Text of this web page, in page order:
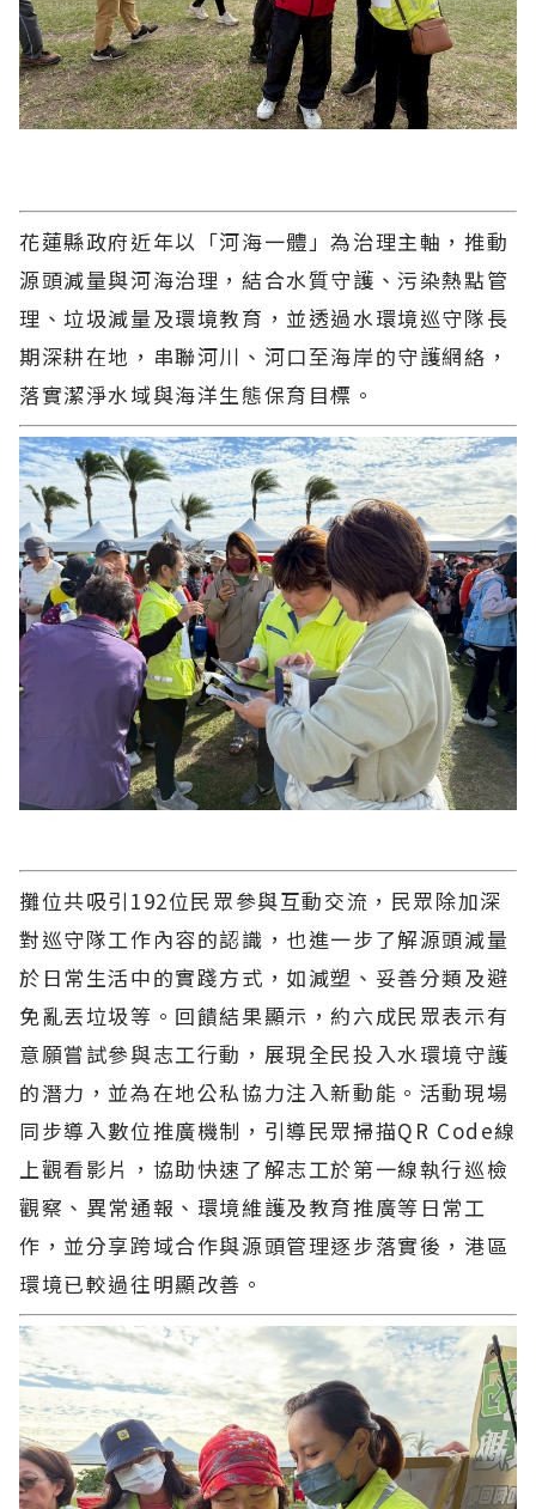
花蓮縣政府近年以「河海一體」為治理主軸，推動
源頭減量與河海治理，結合水質守護、污染熱點管
理、垃圾減量及環境教育，並透過水環境巡守隊長
期深耕在地，串聯河川、河口至海岸的守護網絡，
落實潔淨水域與海洋生態保育目標。
攤位共吸引192位民眾參與互動交流，民眾除加深
對巡守隊工作內容的認識，也進一步了解源頭減量
於日常生活中的實踐方式，如減塑、妥善分類及避
免亂丟垃圾等。回饋結果顯示，約六成民眾表示有
意願嘗試參與志工行動，展現全民投入水環境守護
的潛力，並為在地公私協力注入新動能。活動現場
同步導入數位推廣機制，引導民眾掃描QR Code線
上觀看影片，協助快速了解志工於第一線執行巡檢
觀察、異常通報、環境維護及教育推廣等日常工
作，並分享跨域合作與源頭管理逐步落實後，港區
環境已較過往明顯改善。